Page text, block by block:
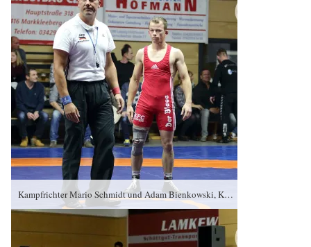
Kampfrichter Mario Schmidt und Adam Bienkowski, KFC Leipzig